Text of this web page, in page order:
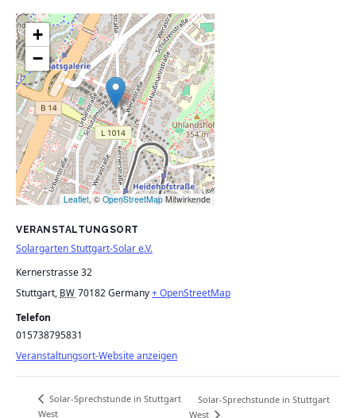
VERANSTALTUNGSORT
Solargarten Stuttgart-Solar e.V.
Kernerstrasse 32
Stuttgart, BW 70182Germany+ OpenStreetMap
Telefon
015738795831
Veranstaltungsort-Website anzeigen
+
−
Leaflet, © OpenStreetMap Mitwirkende
Solar-Sprechstunde in Stuttgart
West
Solar-Sprechstunde in Stuttgart
West